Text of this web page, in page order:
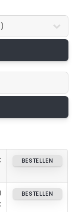
BESTELLEN
BESTELLEN